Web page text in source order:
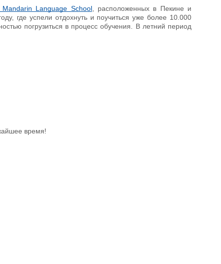
Mandarin Language School, расположенных в Пекине и
где успели отдохнуть и поучиться уже более 10.000
погрузиться в процесс обучения. В летний период
время!